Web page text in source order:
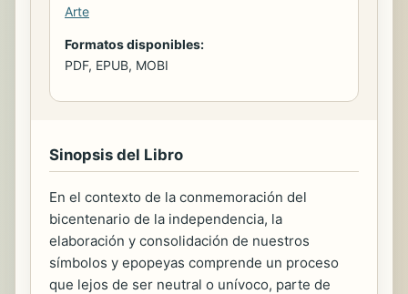
Arte
Formatos disponibles:
PDF, EPUB, MOBI
Sinopsis del Libro
En el contexto de la conmemoración del
bicentenario de la independencia, la
elaboración y consolidación de nuestros
símbolos y epopeyas comprende un proceso
que lejos de ser neutral o unívoco, parte de